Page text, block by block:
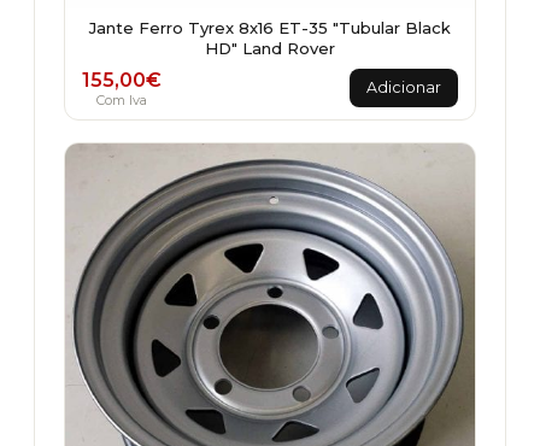
Jante Ferro Tyrex 8x16 ET-35 "Tubular Black
HD" Land Rover
155,00€
Com Iva
Adicionar